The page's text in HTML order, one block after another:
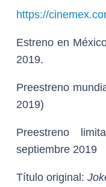
https://
Estreno en
2019.
Preestreno
2019)
Preestreno
septiembre 2019
Título original: